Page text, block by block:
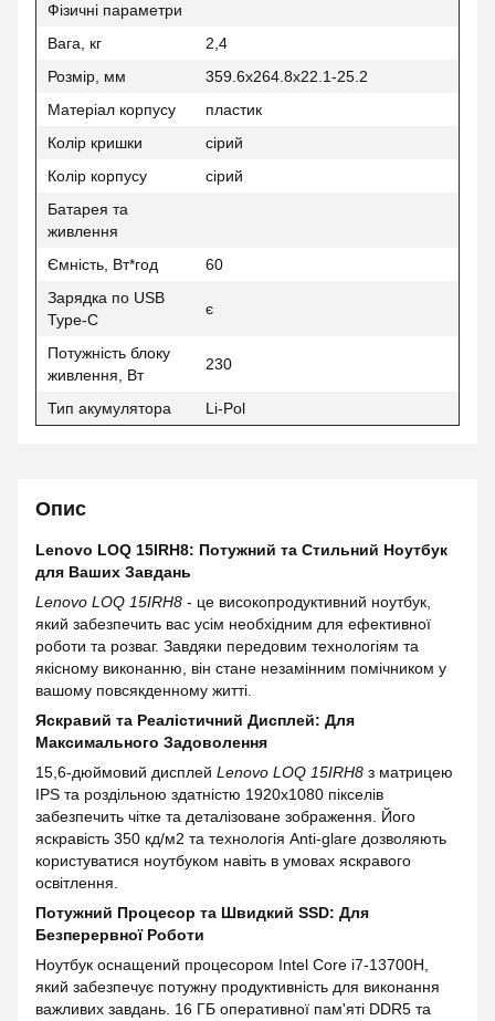
Фізичні параметри
Вага, кг
2,4
Розмір, мм
359.6x264.8x22.1-25.2
Матеріал корпусу
пластик
Колір кришки
сірий
Колір корпусу
сірий
Батарея та
живлення
Ємність, Вт*год
60
Зарядка по USB
Type-C
є
Потужність блоку
живлення, Вт
230
Тип акумулятора Li-Pol
Опис
Lenovo LOQ 15IRH8: Потужний та Стильний Ноутбук
для Ваших Завдань
Lenovo LOQ 15IRH8 - це високопродуктивний ноутбук,
який забезпечить вас усім необхідним для ефективної
роботи та розваг. Завдяки передовим технологіям та
якісному виконанню, він стане незамінним помічником у
вашому повсякденному житті.
Яскравий та Реалістичний Дисплей: Для
Максимального Задоволення
15,6-дюймовий дисплей Lenovo LOQ 15IRH8 з матрицею
IPS та роздільною здатністю 1920x1080 пікселів
забезпечить чітке та деталізоване зображення. Його
яскравість 350 кд/м2 та технологія Anti-glare дозволяють
користуватися ноутбуком навіть в умовах яскравого
освітлення.
Потужний Процесор та Швидкий SSD: Для
Безперервної Роботи
Ноутбук оснащений процесором Intel Core i7-13700H,
який забезпечує потужну продуктивність для виконання
важливих завдань. 16 ГБ оперативної пам'яті DDR5 та